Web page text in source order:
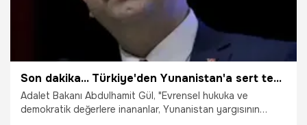
Son dakika... Türkiye'den Yunanistan'a sert tepki
Adalet Bakanı Abdulhamit Gül, "Evrensel hukuka ve
demokratik değerlere inananlar, Yunanistan yargısının